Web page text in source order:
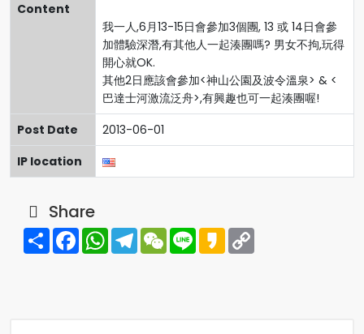
Content
我一人,6月13-15日會參加3個團, 13 或 14日會參
加體驗深潛,有其他人一起湊團嗎? 男女不拘,玩得
開心就OK.
其他2日應該會參加<神山公園及波令溫泉> & <
巴達士河激流泛舟>,有興趣也可一起湊團喔!
Post Date
2013-06-01
IP location
Share
Share FacebookWhatsAppTelegramWeChat
Line Kakao